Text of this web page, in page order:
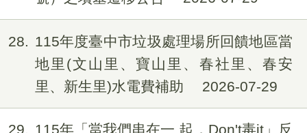
28
115年度臺中市垃圾處理場所回饋地區當
地里(文山里、寶山里、春社里、春安
里、新生里)水電費補助
2026-07-29
29
115年「當我們串在一 起，Don't毒it」反